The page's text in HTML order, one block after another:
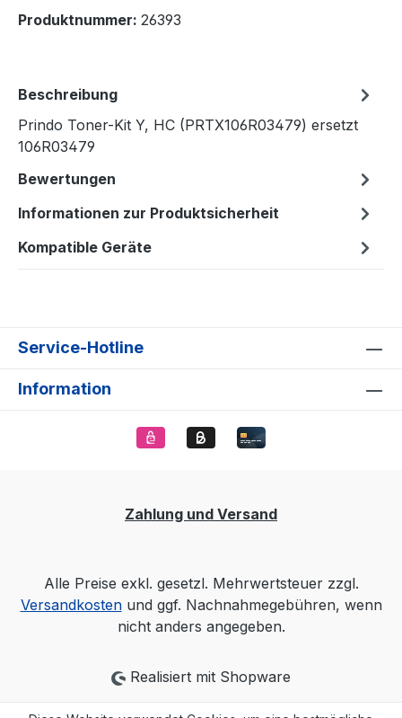
Produktnummer: 26393
Beschreibung
Prindo Toner-Kit Y, HC (PRTX106R03479) ersetzt
106R03479
Bewertungen
Informationen zur Produktsicherheit
Kompatible Geräte
Service-Hotline
Information
Zahlung und Versand
Alle Preise exkl. gesetzl. Mehrwertsteuer zzgl.
Versandkostenund ggf. Nachnahmegebühren, wenn
nicht anders angegeben.
Realisiert mit Shopware